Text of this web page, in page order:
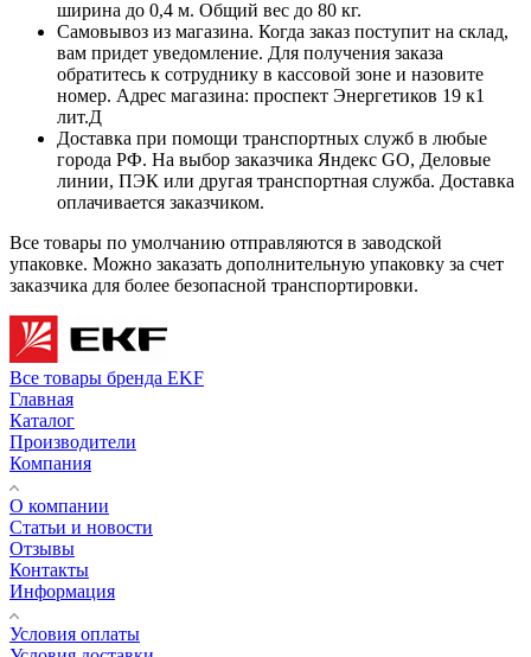
ширина до 0,4 м. Общий вес до 80 кг.
Самовывоз из магазина. Когда заказ поступит на склад,
вам придет уведомление. Для получения заказа
обратитесь к сотруднику в кассовой зоне и назовите
номер. Адрес магазина: проспект Энергетиков 19 к1
лит.Д
Доставка при помощи транспортных служб в любые
города РФ. На выбор заказчика Яндекс GO, Деловые
линии, ПЭК или другая транспортная служба. Доставка
оплачивается заказчиком.
Все товары по умолчанию отправляются в заводской
упаковке. Можно заказать дополнительную упаковку за счет
заказчика для более безопасной транспортировки.
Все товары бренда EKF
Главная
Каталог
Производители
Компания
О компании
Статьи и новости
Отзывы
Контакты
Информация
Условия оплаты